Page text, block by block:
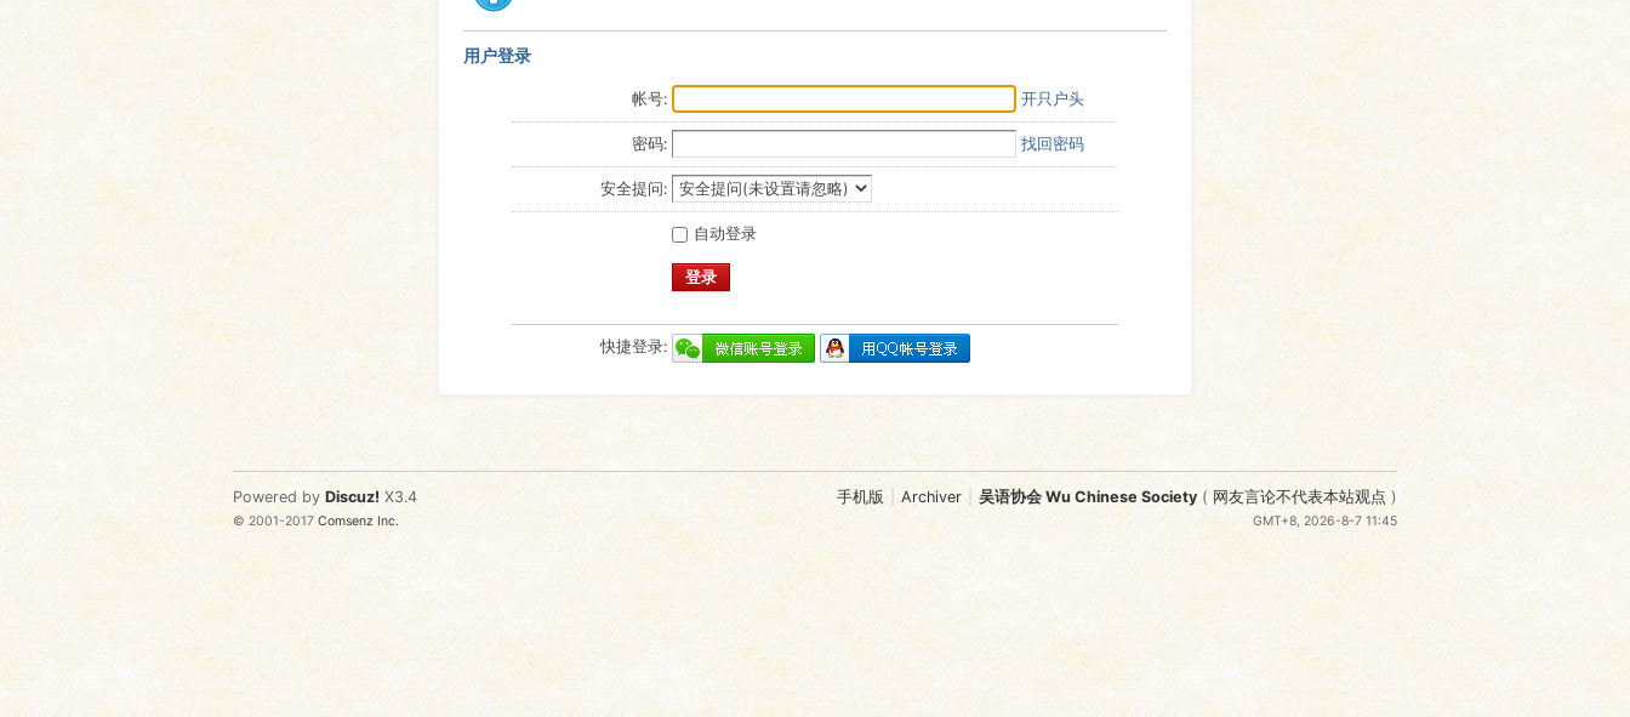
用户登录
帐号: 开只户头
密码: 找回密码
安全提问:
自动登录
登录
快捷登录:
手机版 Archiver 吴语协会 Wu Chinese Society ( 网友言论不代表本站观点 )
GMT+8, 2026-8-7 11:45
Powered by Discuz! X3.4
© 2001-2017Comsenz Inc.